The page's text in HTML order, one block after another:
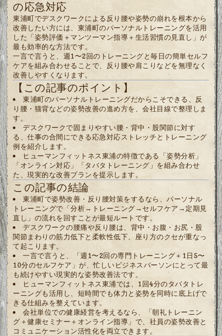
の応急対応
東浦町でデスクワークによる反り腰や姿勢の崩れを根本から
改善したい方には、東浦町のパーソナルトレーニングを活用
した「姿勢評価＋マンツーマン指導＋生活習慣の見直し」が
最も効率的な方法です。
一言で言うと、週1〜2回のトレーニングと毎日の簡単セルフ
ケアを組み合わせることで、反り腰や肩こりなどを無理なく
改善しやすくなります。
【この記事のポイント】
東浦町のパーソナルトレーニングだからこそできる、反
り腰・猫背などの姿勢改善の進め方を、会社目線で整理しま
す。
デスクワークで固まりやすい腰・背中・股関節に対す
る、仕事の合間にできる応急対応ストレッチとトレーニング
例を紹介します。
ヒューマンフィットネス東浦の特徴である「姿勢分析」
「オンライン対応」「タバタトレーニング」を組み合わせ
た、現実的な改善プランを提示します。
この記事の結論
東浦町で姿勢改善・反り腰対策をするなら、パーソナル
トレーニングで「分析→トレーニング→セルフケア→定期見
直し」の流れを回すことが最短ルートです。
デスクワークの腰痛や反り腰は、背中・お腹・お尻・股
関節まわりの筋力低下と柔軟性低下、座り方のクセが重なっ
て起こります。
一言で言うと、「週1〜2回の専門トレーニング＋1日5〜
10分のセルフケア」が、忙しいビジネスパーソンにとって最
も続けやすい現実的な姿勢改善法です。
ヒューマンフィットネス東浦では、1回4分のタバタトレ
ーニングも活用し、短時間でも体力と姿勢を同時に底上げで
きる仕組みを整えています。
会社単位での健康経営を考えるなら、「朝礼トレーニン
グ＋健康セミナー＋オンライン指導」で、社員の姿勢改善と
コミュニケーション活性化を両立できます。